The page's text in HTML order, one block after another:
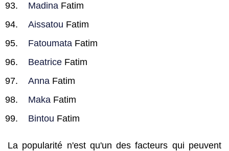
Madina Fatim
Aissatou Fatim
Fatoumata Fatim
Beatrice Fatim
Anna Fatim
Maka Fatim
Bintou Fatim
La popularité n'est qu'un des facteurs qui peuvent